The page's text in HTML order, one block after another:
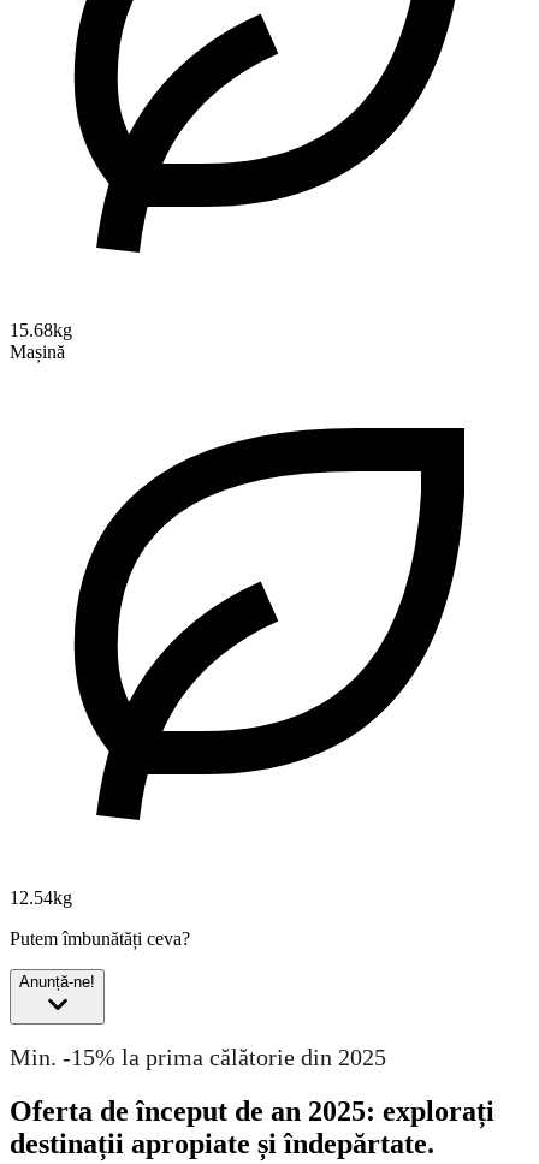
15.68kg
Mașină
12.54kg
Putem îmbunătăți ceva?
Anunță-ne!
Min. -15% la prima călătorie din 2025
Oferta de început de an 2025: explorați
destinații apropiate și îndepărtate.